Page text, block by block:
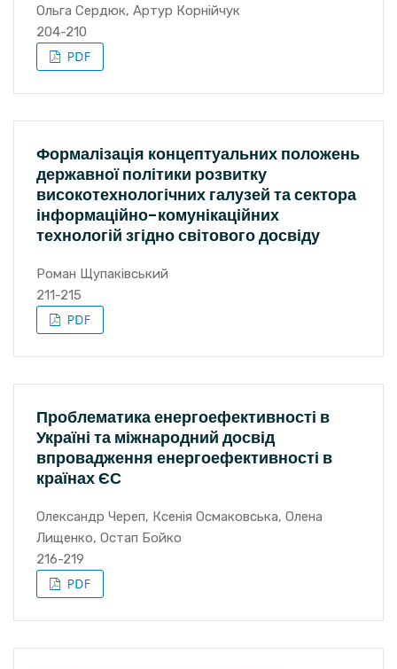
Ольга Сердюк, Артур Корнійчук
204-210
Формалізація концептуальних положень
державної політики розвитку
високотехнологічних галузей та сектора
інформаційно-комунікаційних
технологій згідно світового досвіду
Роман Щупаківський
211-215
Проблематика енергоефективності в
Україні та міжнародний досвід
впровадження енергоефективності в
країнах ЄС
Олександр Череп, Ксенія Осмаковська, Олена
Лищенко, Остап Бойко
216-219